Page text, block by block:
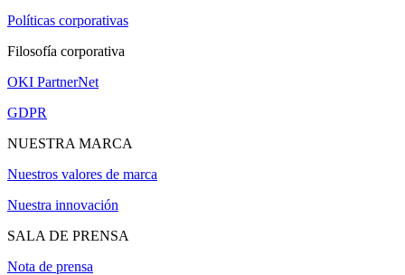
Políticas corporativas
Filosofía corporativa
OKI PartnerNet
GDPR
NUESTRA MARCA
Nuestros valores de marca
Nuestra innovación
SALA DE PRENSA
Nota de prensa